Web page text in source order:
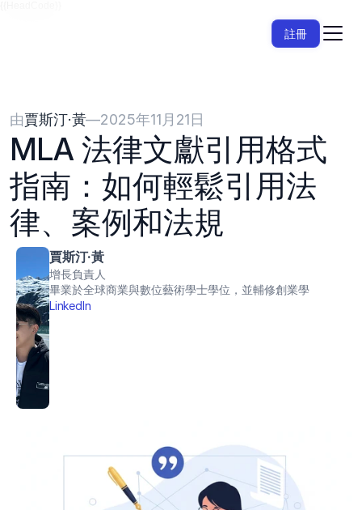
註冊
由賈斯汀·黃—2025年11月21日
MLA 法律文獻引用格式
指南：如何輕鬆引用法
律、案例和法規
賈斯汀·黃
增長負責人
畢業於全球商業與數位藝術學士學位，並輔修創業學
LinkedIn